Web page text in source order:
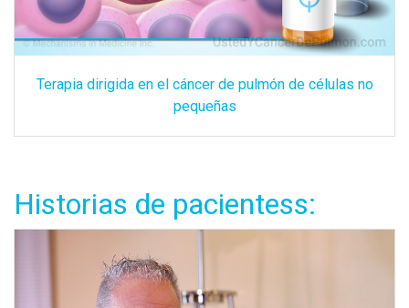
Terapia dirigida en el cáncer de pulmón de células no
pequeñas
Historias de pacientess: